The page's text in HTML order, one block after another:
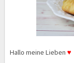
Hallo meine Lieben ♥